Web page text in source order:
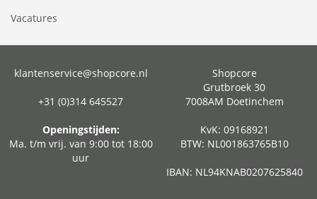
Vacatures
klantenservice@shopcore.nl
+31 (0)314 645527
Openingstijden:
Ma. t/m vrij. van 9:00 tot 18:00
uur
Shopcore
Grutbroek 30
7008AM Doetinchem
KvK: 09168921
BTW: NL001863765B10
IBAN: NL94KNAB0207625840